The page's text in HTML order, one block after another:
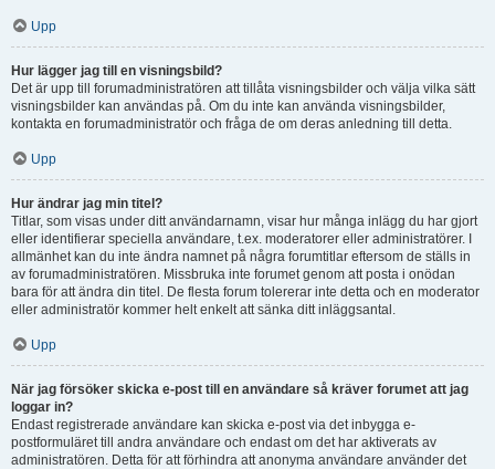
Upp
Hur lägger jag till en visningsbild?
Det är upp till forumadministratören att tillåta visningsbilder och välja vilka sätt
visningsbilder kan användas på. Om du inte kan använda visningsbilder,
kontakta en forumadministratör och fråga de om deras anledning till detta.
Upp
Hur ändrar jag min titel?
Titlar, som visas under ditt användarnamn, visar hur många inlägg du har gjort
eller identifierar speciella användare, t.ex. moderatorer eller administratörer. I
allmänhet kan du inte ändra namnet på några forumtitlar eftersom de ställs in
av forumadministratören. Missbruka inte forumet genom att posta i onödan
bara för att ändra din titel. De flesta forum tolererar inte detta och en moderator
eller administratör kommer helt enkelt att sänka ditt inläggsantal.
Upp
När jag försöker skicka e-post till en användare så kräver forumet att jag
loggar in?
Endast registrerade användare kan skicka e-post via det inbygga e-
postformuläret till andra användare och endast om det har aktiverats av
administratören. Detta för att förhindra att anonyma användare använder det